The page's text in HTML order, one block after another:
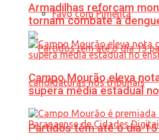
Favo com Pimenta
Partidos têm até o dia
Armadilhas reforçam
tornam combate à
Campo Mourão eleva
supera média estadual